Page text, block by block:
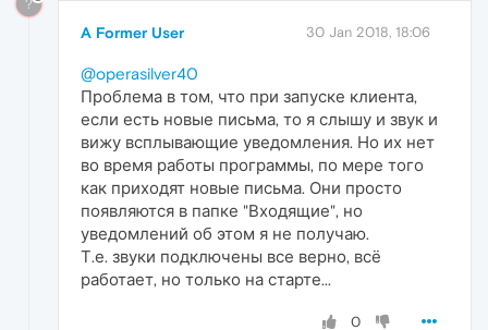
?
A Former User 30 Jan 2018, 18:06
@operasilver40
Проблема в том, что при запуске клиента,
если есть новые письма, то я слышу и звук и
вижу всплывающие уведомления. Но их нет
во время работы программы, по мере того
как приходят новые письма. Они просто
появляются в папке "Входящие", но
уведомлений об этом я не получаю.
Т.е. звуки подключены все верно, всё
работает, но только на старте...
0